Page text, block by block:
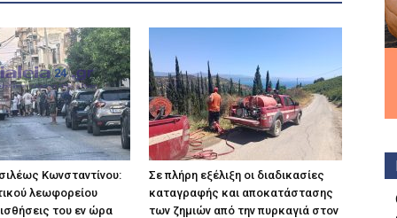
Κωνσταντίνου:
λεωφορείου
του εν ώρα
Σε πλήρη εξέλιξη οι διαδικασίες
καταγραφής και αποκατάστασης
των ζημιών από την πυρκαγιά στον